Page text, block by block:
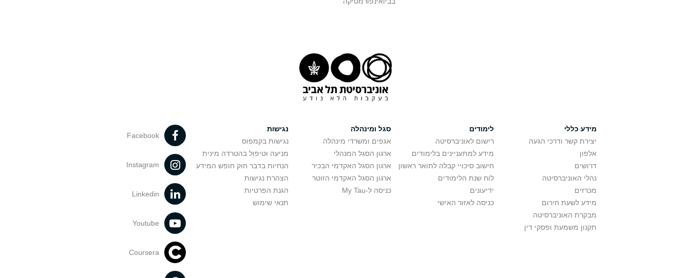
מידע כללי
יצירת קשר ודרכי הגעה
אלפון
דרושים
נהלי האוניברסיטה
מכרזים
מידע לשעת חירום
מבקרת האוניברסיטה
תקנון משמעת ופסקי דין
לימודים
רישום לאוניברסיטה
מידע למתעניינים בלימודים
חישוב סיכויי קבלה לתואר ראשון
לוח שנת הלימודים
ידיעונים
כניסה לאזור האישי
סגל ומינהלה
אגפים ומשרדי מינהלה
ארגון הסגל המנהלי
ארגון הסגל האקדמי הבכיר
ארגון הסגל האקדמי הזוטר
כניסה ל-My Tau
נגישות
נגישות בקמפוס
מניעה וטיפול בהטרדה מינית
הנחיות בדבר חוק חופש המידע
הצהרת נגישות
הגנת הפרטיות
תנאי שימוש
Facebook
Instagram
Linkedin
Youtube
Coursera